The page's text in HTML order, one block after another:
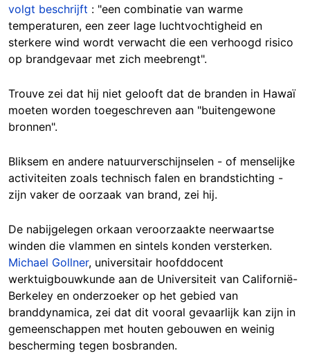
volgt beschrijft : "een combinatie van warme
temperaturen, een zeer lage luchtvochtigheid en
sterkere wind wordt verwacht die een verhoogd risico
op brandgevaar met zich meebrengt".
Trouve zei dat hij niet gelooft dat de branden in Hawaï
moeten worden toegeschreven aan "buitengewone
bronnen".
Bliksem en andere natuurverschijnselen - of menselijke
activiteiten zoals technisch falen en brandstichting -
zijn vaker de oorzaak van brand, zei hij.
De nabijgelegen orkaan veroorzaakte neerwaartse
winden die vlammen en sintels konden versterken.
Michael Gollner, universitair hoofddocent
werktuigbouwkunde aan de Universiteit van Californië-
Berkeley en onderzoeker op het gebied van
branddynamica, zei dat dit vooral gevaarlijk kan zijn in
gemeenschappen met houten gebouwen en weinig
bescherming tegen bosbranden.